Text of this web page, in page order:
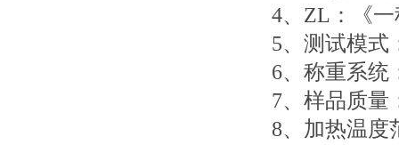
4、ZL：《
5、测试模式
6、称重系统
7、样品质量
8、加热温度